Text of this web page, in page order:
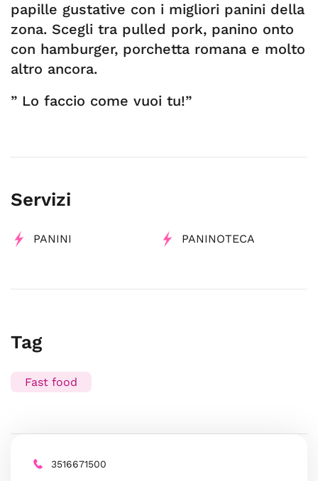
papille gustative con i migliori panini della
zona. Scegli tra pulled pork, panino onto
con hamburger, porchetta romana e molto
altro ancora.
” Lo faccio come vuoi tu!”
Servizi
PANINI PANINOTECA
Tag
Fast food
3516671500